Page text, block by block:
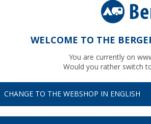
Accessori per
WELCOME TO THE
You are currently on
Would you rather switch
CHANGE TO THE WEBSHOP IN ENGLISH